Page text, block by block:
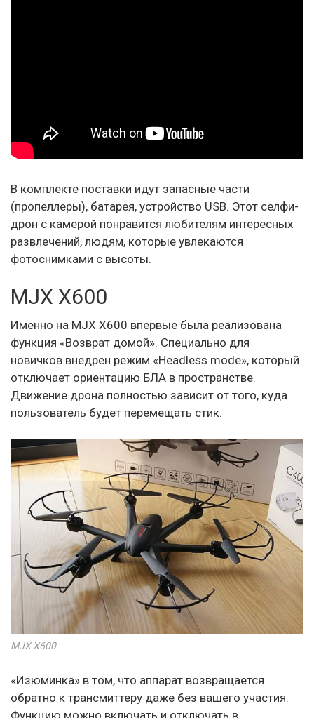
В комплекте поставки идут запасные части
(пропеллеры), батарея, устройство USB. Этот селфи-
дрон с камерой понравится любителям интересных
развлечений, людям, которые увлекаются
фотоснимками с высоты.
MJX X600
Именно на MJX X600 впервые была реализована
функция «Возврат домой». Специально для
новичков внедрен режим «Headless mode», который
отключает ориентацию БЛА в пространстве.
Движение дрона полностью зависит от того, куда
пользователь будет перемещать стик.
MJX X600
«Изюминка» в том, что аппарат возвращается
обратно к трансмиттеру даже без вашего участия.